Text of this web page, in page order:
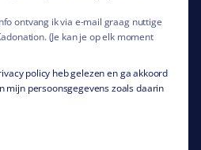
ontvang ik via e-mail graag nuttige
(Je kan je op elk moment
policy heb gelezen en ga akkoord
mijn persoonsgegevens zoals daarin